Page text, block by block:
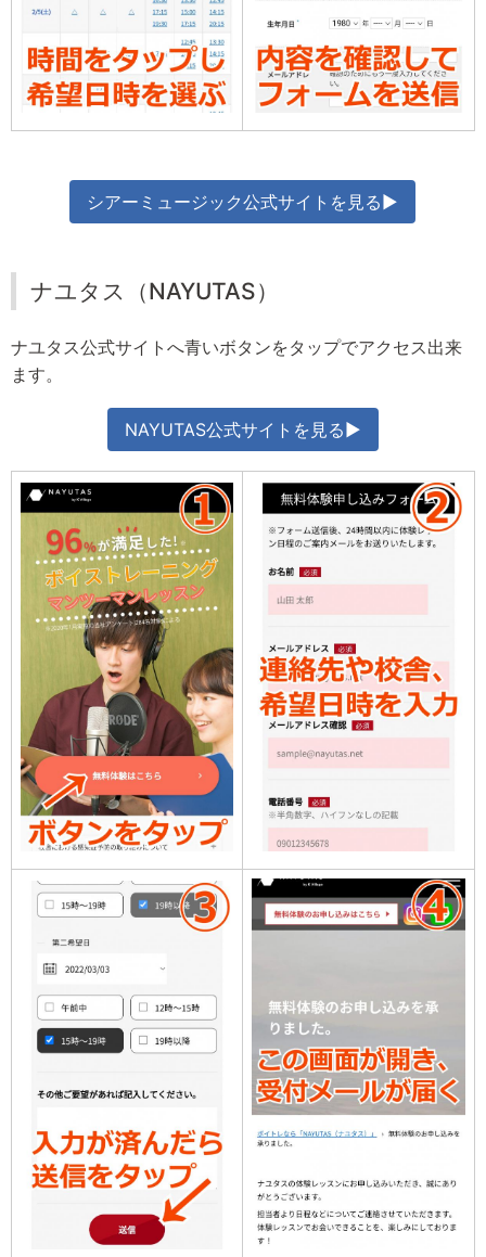
シアーミュージック公式サイトを見る▶
ナユタス（NAYUTAS）
ナユタス公式サイトへ青いボタンをタップでアクセス出来
ます。
NAYUTAS公式サイトを見る▶